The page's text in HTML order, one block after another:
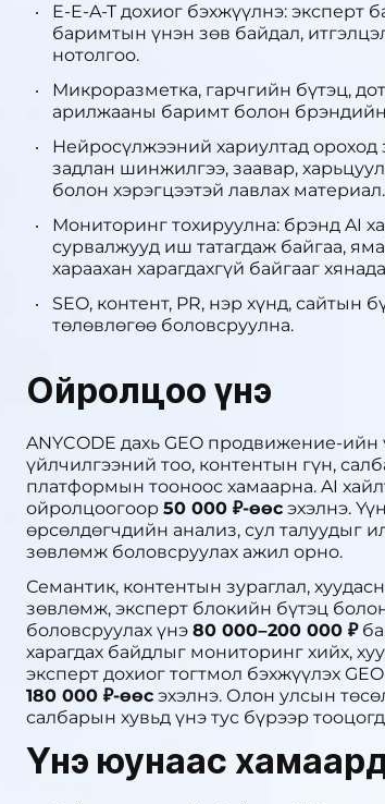
E-E-A-T дохиог бэхжүүлнэ: эксперт
баримтын үнэн зөв байдал,
нотолгоо.
Микроразметка, гарчгийн бүтэц,
арилжааны баримт болон
Нейросүлжээний хариултад ороход
задлан шинжилгээ, заавар,
болон хэрэгцээтэй лавлах материал.
Мониторинг тохируулна: брэнд AI
сурвалжууд иш татагдаж байгаа,
хараахан харагдахгүй байгааг
SEO, контент, PR, нэр хүнд,
төлөвлөгөө боловсруулна.
Ойролцоо үнэ
ANYCODE дахь GEO продвижение-
үйлчилгээний тоо, контентын гүн,
платформын тооноос хамаарна. AI
ойролцоогоор50 000 ₽-өөс эхэлнэ.
өрсөлдөгчдийн анализ, сул талуудыг
зөвлөмж боловсруулах ажил орно.
Семантик, контентын зураглал,
зөвлөмж, эксперт блокийн бүтэц
боловсруулах үнэ80 000–200 000 ₽
харагдах байдлыг мониторинг хийх,
эксперт дохиог тогтмол бэхжүүлэх
180 000 ₽-өөс эхэлнэ. Олон улсын
салбарын хувьд үнэ тус бүрээр
Үнэ юунаас